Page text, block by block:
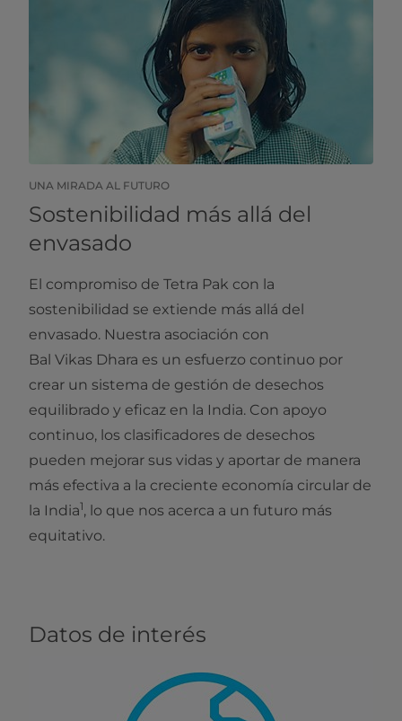
UNA MIRADA AL FUTURO
Sostenibilidad más allá del
envasado
El compromiso de Tetra Pak con la
sostenibilidad se extiende más allá del
envasado. Nuestra asociación con
Bal Vikas Dhara es un esfuerzo continuo por
crear un sistema de gestión de desechos
equilibrado y eficaz en la India. Con apoyo
continuo, los clasificadores de desechos
pueden mejorar sus vidas y aportar de manera
más efectiva a la creciente economía circular de
la India1, lo que nos acerca a un futuro más
equitativo.
Datos de interés